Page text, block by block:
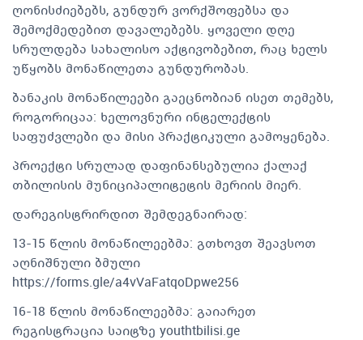
ღონისძიებებს, გუნდურ ვორქშოფებსა და
შემოქმედებით დავალებებს. ყოველი დღე
სრულდება სახალისო აქტივობებით, რაც ხელს
უწყობს მონაწილეთა გუნდურობას.
ბანაკის მონაწილეები გაეცნობიან ისეთ თემებს,
როგორიცაა: ხელოვნური ინტელექტის
საფუძვლები და მისი პრაქტიკული გამოყენება.
პროექტი სრულად დაფინანსებულია ქალაქ
თბილისის მუნიციპალიტეტის მერიის მიერ.
დარეგისტრირდით შემდეგნაირად:
13-15 წლის მონაწილეებმა: გთხოვთ შეავსოთ
აღნიშნული ბმული
https://forms.gle/a4vVaFatqoDpwe256
16-18 წლის მონაწილეებმა: გაიარეთ
რეგისტრაცია საიტზე youthtbilisi.ge